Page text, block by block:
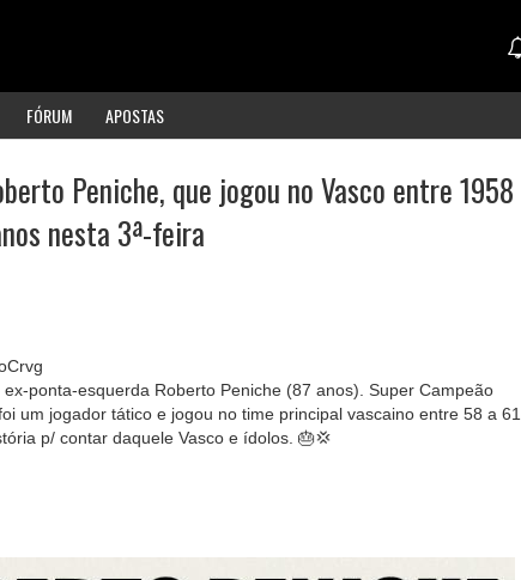
FÓRUM APOSTAS
Peniche, que jogou no Vasco entre 1958
nesta 3ª-feira
ponta-esquerda Roberto Peniche (87 anos). Super Campeão
um jogador tático e jogou no time principal vascaino entre 58 a 61
p/ contar daquele Vasco e ídolos. 🎂💢